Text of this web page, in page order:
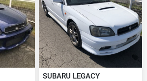
SUBARU LEGACY